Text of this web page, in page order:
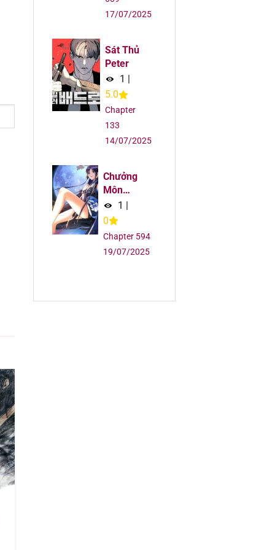
17/07/2025
Sát Thủ
Peter
1 |
5.0
Chapter
133
14/07/2025
Chưởng
Môn
Khiêm Tốn
Chút
1 |
0
Chapter 594
19/07/2025